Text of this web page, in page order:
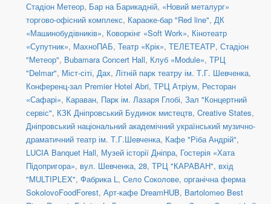
Стадіон Метеор, Бар на Барикадній, «Новий металург»
торгово-офісний комплекс, Караоке-бар "Red line", ДК
«Машинобудівників», Коворкінг «Soft Work», Кінотеатр
«Супутник», МахноПАБ, Театр «Крік», ТЕЛЕТЕАТР, Стадіон
"Метеор", Bubamara Concert Hall, Клуб «Module», ТРЦ
"Delmar", Міст-сіті, Дах, Літній парк театру ім. Т.Г. Шевченка,
Конференц-зал Premier Hotel Abri, ТРЦ Атріум, Ресторан
«Сафарі», Караван, Парк ім. Лазаря Глобі, Зал "Концертний
сервіс", КЗК Дніпровський Будинок мистецтв, Creative States,
Дніпровський національний академічний український музично-
драматичний театр ім. Т.Г.Шевченка, Кафе "Ріба Андрій",
LUCIA Banquet Hall, Музей історії Дніпра, Гостерія «Хата
Підопригора», вул. Шевченка, 28, ТРЦ "КАРАВАН", вхід
"MULTIPLEX", Фабрика L, Село Соколове, органічна ферма
SokolovoFoodForest, Арт-кафе DreamHUB, Bartolomeo Best